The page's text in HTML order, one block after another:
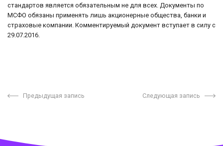
стандартов является обязательным не для всех. Документы по
МСФО обязаны применять лишь акционерные общества, банки и
страховые компании. Комментируемый документ вступает в силу с
29.07.2016.
Предыдущая запись Следующая запись